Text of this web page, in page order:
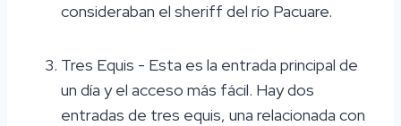
consideraban el sheriff del río Pacuare.
Tres Equis - Esta es la entrada principal de
un día y el acceso más fácil. Hay dos
entradas de tres equis, una relacionada con